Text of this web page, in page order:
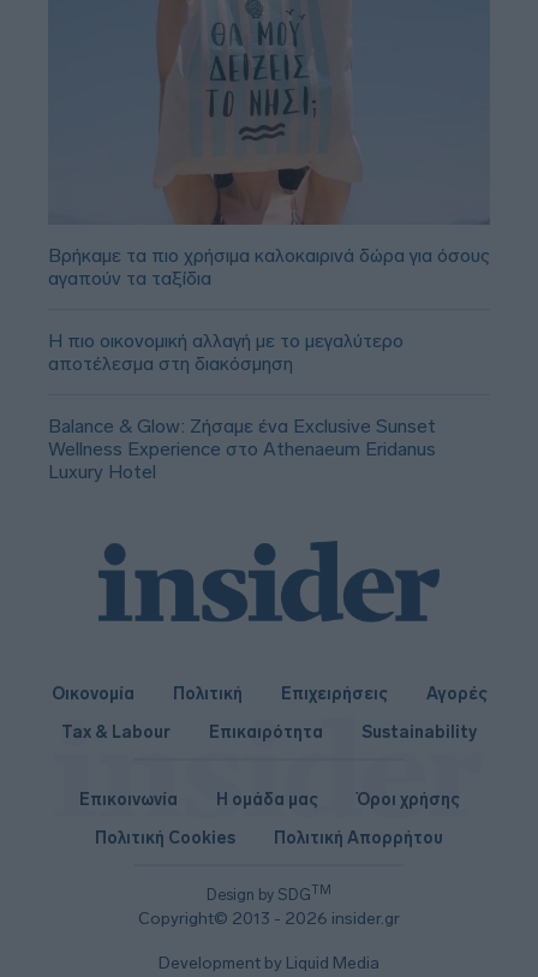
Βρήκαμε τα πιο χρήσιμα καλοκαιρινά δώρα για όσους
αγαπούν τα ταξίδια
Η πιο οικονομική αλλαγή με το μεγαλύτερο
αποτέλεσμα στη διακόσμηση
Balance & Glow: Ζήσαμε ένα Exclusive Sunset
Wellness Experience στο Athenaeum Eridanus
Luxury Hotel
Οικονομία Πολιτική Επιχειρήσεις
Αγορές
Tax & Labour
Επικαιρότητα Sustainability
Design by SDGTM
Copyright© 2013 - 2026 insider.gr
Επικοινωνία Η ομάδα μας
Όροι χρήσης
Πολιτική Cookies
Πολιτική Απορρήτου
Development by Liquid Media